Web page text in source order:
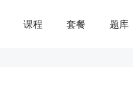
课程 套餐 题库